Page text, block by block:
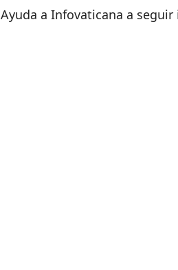
Ayuda a Infovaticana a